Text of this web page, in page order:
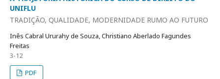
UNIFLU
TRADIÇÃO, QUALIDADE, MODERNIDADE RUMO AO FUTURO
Inês Cabral Ururahy de Souza, Christiano Aberlado Fagundes
Freitas
3-12
PDF